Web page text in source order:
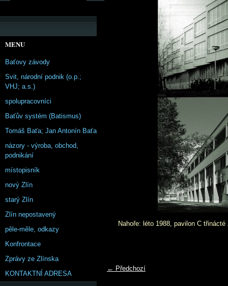
Nahoře: léto 1988, pavilon C
← Předchozí
MENU
Baťovy závody
Svit, národní podnik (o.p.;
VHJ; a.s.)
spolupracovníci
Baťův systém (Batismus)
Tomáš Baťa; Jan Antonín Baťa
názory - výroba, obchod,
podnikání
místopisník
nový Zlín
starý Zlín
Zlín nepostavený
pêle-mêle, odkazy
Konfrontace
Zprávy ze Zlínska
KONTAKTNÍ ADRESA